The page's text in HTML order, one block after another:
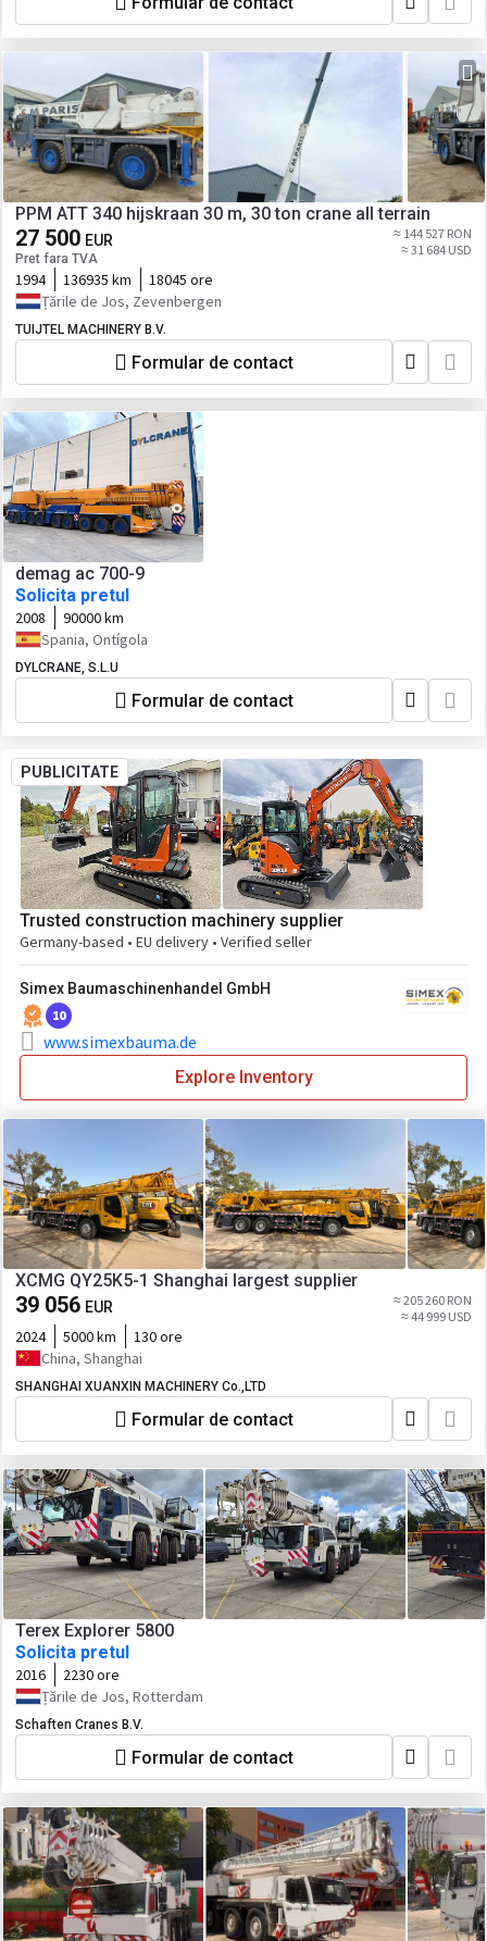
PPM ATT 340 hijskraan 30 m, 30 ton crane all terrain
27 500 EUR
Pret fara TVA
≈ 144 527 RON
≈ 31 684 USD
1994 136935 km
18045 ore
Țările de Jos, Zevenbergen
TUIJTEL MACHINERY B.V.
Formular de contact
demag ac 700-9
Solicita pretul
2008
90000 km
Spania, Ontígola
DYLCRANE, S.L.U
Formular de contact
PUBLICITATE
Trusted construction machinery supplier
Germany-based • EU delivery • Verified seller
Simex Baumaschinenhandel GmbH
10
www.simexbauma.de
Explore Inventory
XCMG QY25K5-1 Shanghai largest supplier
39 056 EUR
≈ 205 260 RON
≈ 44 999 USD
2024 5000 km
130 ore
China, Shanghai
SHANGHAI XUANXIN MACHINERY Co.,LTD
Formular de contact
Terex Explorer 5800
Solicita pretul
2016
2230 ore
Țările de Jos, Rotterdam
Schaften Cranes B.V.
Formular de contact